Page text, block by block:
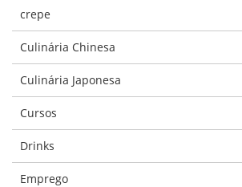
crepe
Culinária Chinesa
Culinária Japonesa
Cursos
Drinks
Emprego